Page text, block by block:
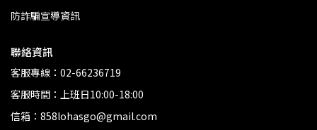
防詐騙宣導資訊
聯絡資訊
客服專線：02-66236719
客服時間：上班日10:00-18:00
信箱：858lohasgo@gmail.com